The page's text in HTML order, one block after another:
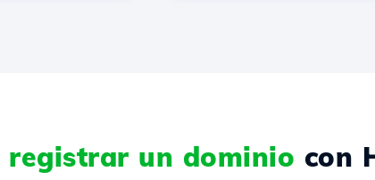
registrar un dominio con